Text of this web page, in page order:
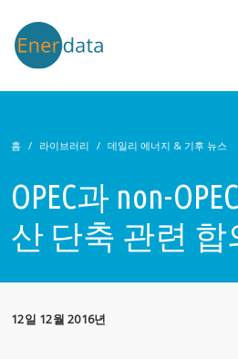
홈 라이브러리 데일리 에너지 & 기후 뉴스
OPEC과 non-
산 단축 관련 합
12일 12월 2016년